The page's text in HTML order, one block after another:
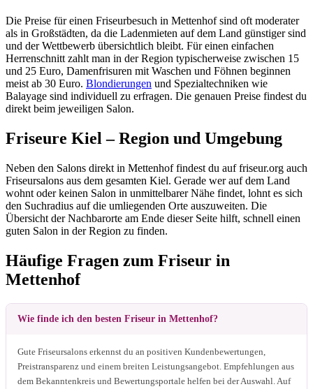
Die Preise für einen Friseurbesuch in Mettenhof sind oft moderater
als in Großstädten, da die Ladenmieten auf dem Land günstiger sind
und der Wettbewerb übersichtlich bleibt. Für einen einfachen
Herrenschnitt zahlt man in der Region typischerweise zwischen 15
und 25 Euro, Damenfrisuren mit Waschen und Föhnen beginnen
meist ab 30 Euro. Blondierungen und Spezialtechniken wie
Balayage sind individuell zu erfragen. Die genauen Preise findest du
direkt beim jeweiligen Salon.
Friseure Kiel – Region und Umgebung
Neben den Salons direkt in Mettenhof findest du auf friseur.org auch
Friseursalons aus dem gesamten Kiel. Gerade wer auf dem Land
wohnt oder keinen Salon in unmittelbarer Nähe findet, lohnt es sich
den Suchradius auf die umliegenden Orte auszuweiten. Die
Übersicht der Nachbarorte am Ende dieser Seite hilft, schnell einen
guten Salon in der Region zu finden.
Häufige Fragen zum Friseur in
Mettenhof
Wie finde ich den besten Friseur in Mettenhof?
Gute Friseursalons erkennst du an positiven Kundenbewertungen,
Preistransparenz und einem breiten Leistungsangebot. Empfehlungen aus
dem Bekanntenkreis und Bewertungsportale helfen bei der Auswahl. Auf